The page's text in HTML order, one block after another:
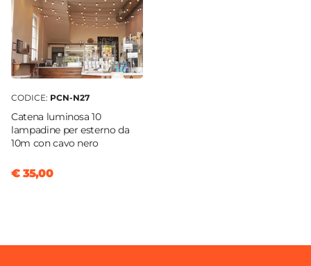
CODICE: PCN-N27
Catena luminosa 10
lampadine per esterno da
10m con cavo nero
€ 35,00